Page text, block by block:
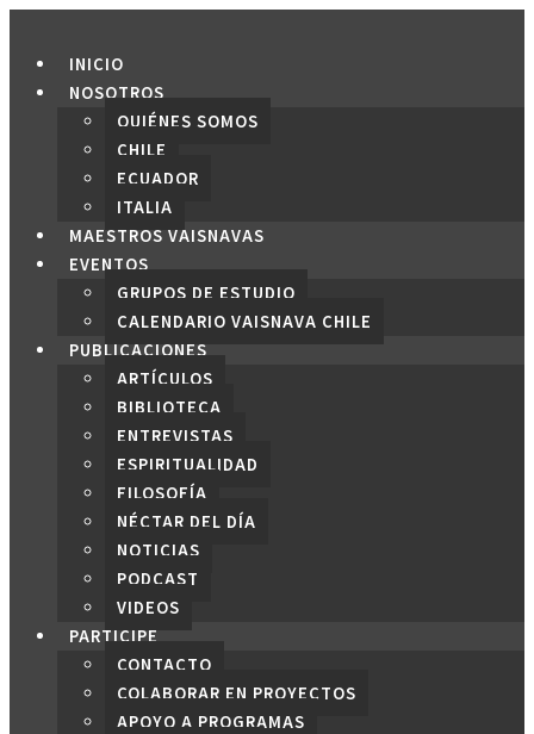
contenidoINICIO
NOSOTROS
QUIÉNES SOMOS
CHILE
ECUADOR
ITALIA
MAESTROS VAISNAVAS
EVENTOS
GRUPOS DE ESTUDIO
CALENDARIO VAISNAVA CHILE
PUBLICACIONES
ARTÍCULOS
BIBLIOTECA
ENTREVISTAS
ESPIRITUALIDAD
FILOSOFÍA
NÉCTAR DEL DÍA
NOTICIAS
PODCAST
VIDEOS
PARTICIPE
CONTACTO
COLABORAR EN PROYECTOS
APOYO A PROGRAMAS